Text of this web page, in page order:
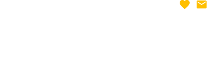
Яка Ваша ціна
favorite email